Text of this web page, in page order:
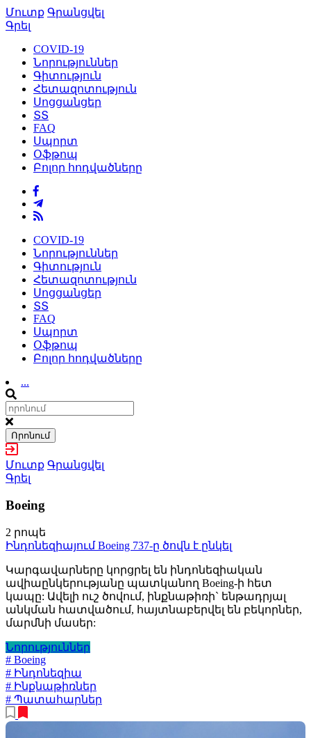
Մուտք Գրանցվել
Գրել
COVID-19
Նորություններ
Գիտություն
Հետազոտություն
Սոցցանցեր
ՏՏ
FAQ
Սպորտ
Օֆթոպ
Բոլոր հոդվածները
COVID-19
Նորություններ
Գիտություն
Հետազոտություն
Սոցցանցեր
ՏՏ
FAQ
Սպորտ
Օֆթոպ
Բոլոր հոդվածները
...
Որոնում
Մուտք Գրանցվել
Գրել
Boeing
2 րոպե
Ինդոնեզիայում Boeing 737-ը ծովն է ընկել
Կարգավարները կորցրել են ինդոնեզիական
ավիաընկերությանը պատկանող Boeing-ի հետ
կապը: Ավելի ուշ ծովում, ինքնաթիռի` ենթադրյալ
անկման հատվածում, հայտնաբերվել են բեկորներ,
մարմնի մասեր:
Նորություններ
# Boeing
# Ինդոնեզիա
# Ինքնաթիռներ
# Պատահարներ